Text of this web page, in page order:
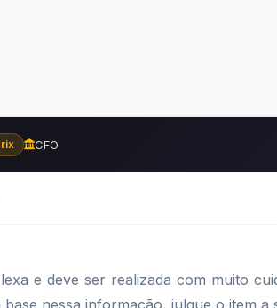
CFO
e deve ser realizada com muito
nessa informação, julgue o item a